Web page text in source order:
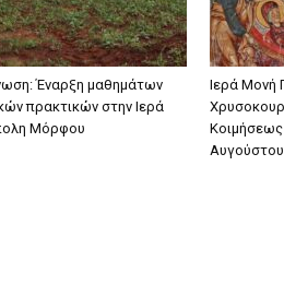
Έναρξη μαθημάτων
πρακτικών στην Ιερά
Μόρφου
Ιερά Μονή